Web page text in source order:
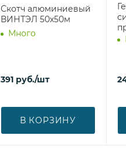
Скотч алюминиевый
ВИНТЭЛ 50х50м
Много
391 руб./шт
В КОРЗИНУ